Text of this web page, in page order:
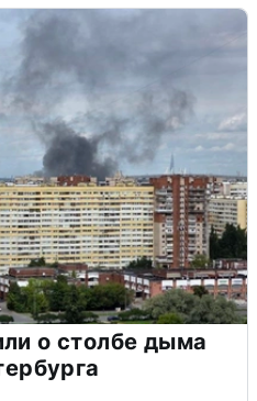
о столбе дыма